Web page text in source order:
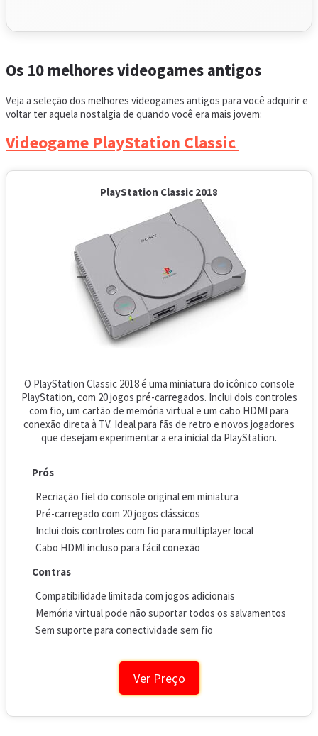
Os 10 melhores videogames antigos
Veja a seleção dos melhores videogames antigos para você adquirir e
voltar ter aquela nostalgia de quando você era mais jovem:
Videogame PlayStation Classic
PlayStation Classic 2018
O PlayStation Classic 2018 é uma miniatura do icônico console
PlayStation, com 20 jogos pré-carregados. Inclui dois controles
com fio, um cartão de memória virtual e um cabo HDMI para
conexão direta à TV. Ideal para fãs de retro e novos jogadores
que desejam experimentar a era inicial da PlayStation.
Prós
Recriação fiel do console original em miniatura
Pré-carregado com 20 jogos clássicos
Inclui dois controles com fio para multiplayer local
Cabo HDMI incluso para fácil conexão
Contras
Compatibilidade limitada com jogos adicionais
Memória virtual pode não suportar todos os salvamentos
Sem suporte para conectividade sem fio
Ver Preço